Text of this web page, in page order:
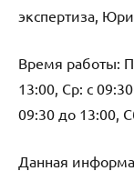
экспертиза,
Время работы:
13:00, Ср: с
09:30 до 13:00,
Данная